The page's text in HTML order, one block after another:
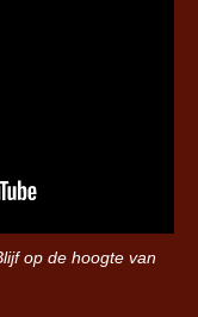
op de hoogte van